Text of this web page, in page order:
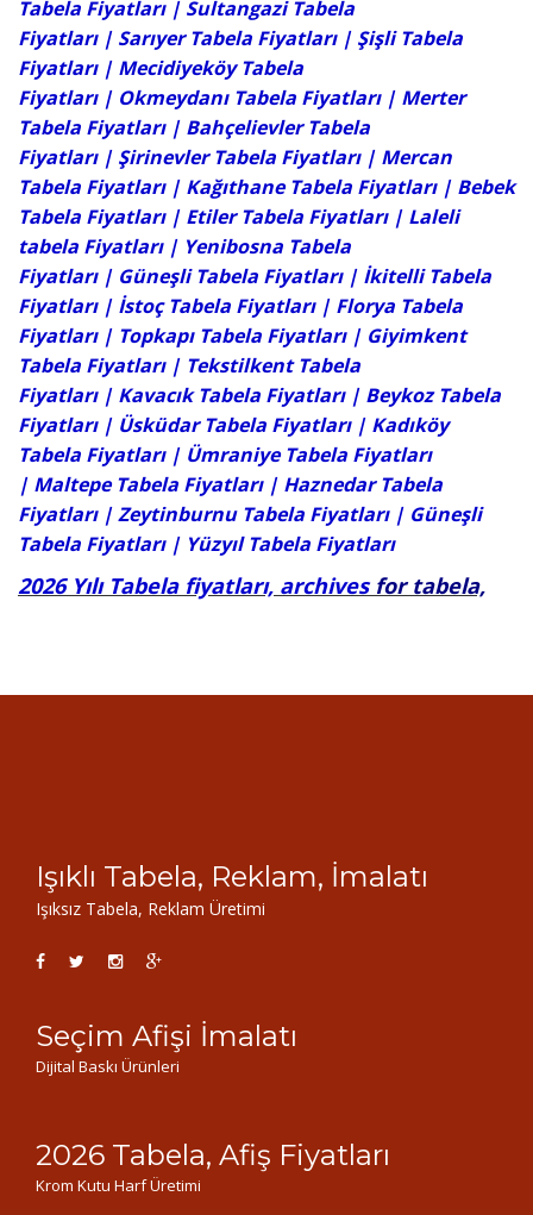
Tabela Fiyatları| Sultangazi Tabela
Fiyatları| Sarıyer Tabela Fiyatları| Şişli Tabela
Fiyatları| Mecidiyeköy Tabela
Fiyatları| Okmeydanı Tabela Fiyatları | Merter
Tabela Fiyatları| Bahçelievler Tabela
Fiyatları| Şirinevler Tabela Fiyatları| Mercan
Tabela Fiyatları | Kağıthane Tabela Fiyatları | Bebek
Tabela Fiyatları| Etiler Tabela Fiyatları | Laleli
tabela Fiyatları | Yenibosna Tabela
Fiyatları| Güneşli Tabela Fiyatları| İkitelli Tabela
Fiyatları| İstoç Tabela Fiyatları| Florya Tabela
Fiyatları| Topkapı Tabela Fiyatları | Giyimkent
Tabela Fiyatları| Tekstilkent Tabela
Fiyatları| Kavacık Tabela Fiyatları | Beykoz Tabela
Fiyatları | Üsküdar Tabela Fiyatları | Kadıköy
Tabela Fiyatları | Ümraniye Tabela Fiyatları
| Maltepe Tabela Fiyatları | Haznedar Tabela
Fiyatları |Zeytinburnu Tabela Fiyatları| Güneşli
Tabela Fiyatları| Yüzyıl Tabela Fiyatları
2026 Yılı Tabela fiyatları, archivesfor tabela,
Işıklı Tabela, Reklam, İmalatı
Işıksız Tabela, Reklam Üretimi
Seçim Afişi İmalatı
Dijital Baskı Ürünleri
2026 Tabela, Afiş Fiyatları
Krom Kutu Harf Üretimi